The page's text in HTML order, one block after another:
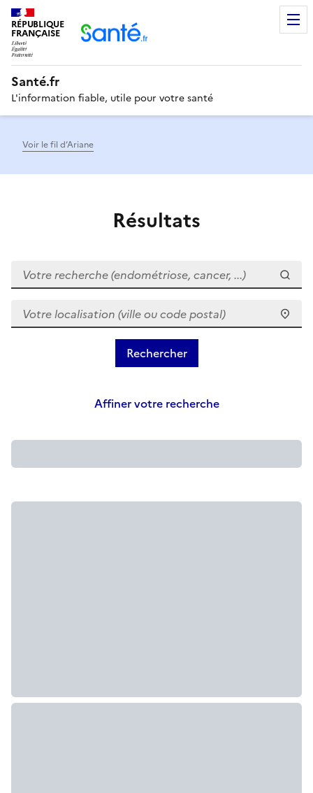
RÉPUBLIQUE
FRANÇAISE
Santé.fr
L'information fiable, utile pour votre santé
Voir le fil d’Ariane
Résultats
Votre recherche (endométriose, cancer, ...)
Votre localisation (ville ou code postal)
Affiner votre recherche